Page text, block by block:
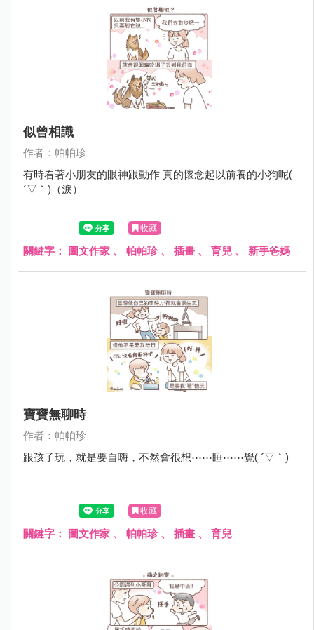
似曾相識
作者：帕帕珍
有時看著小朋友的眼神跟動作 真的懷念起以前養的小狗呢(
´▽｀)（淚）
收藏
關鍵字： 圖文作家 、 帕帕珍、 插畫 、 育兒 、 新手爸媽
寶寶無聊時
作者：帕帕珍
跟孩子玩，就是要自嗨，不然會很想⋯⋯睡⋯⋯覺( ´▽｀)
收藏
關鍵字： 圖文作家 、 帕帕珍、 插畫 、 育兒